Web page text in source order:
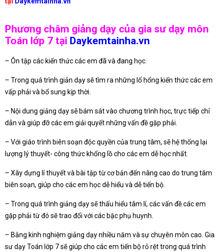
Phương châm giảng dạy của gia sư dạy môn
Toán lớp 7 tại Daykemtainha.vn
– Ôn tập các kiến thức các em đã và đang học.
– Trong quá trình giản dạy sẽ tìm ra những lổ hổng kiến thức các em
vấp phải và bổ sung kịp thời.
– Nội dung giảng dạy sẽ bám sát vào chương trình học, trực tiếp chỉ
dẫn và giúp đỡ các em giải quyết những vấn đề gặp phải.
– Với giáo trình biên soạn độc quyền của trung tâm, sẽ hệ thống lại
lượng lý thuyết- công thức khổng lồ cho các em dễ học nhất.
– Xây dựng lí thuyết và bài tập từ cơ bản đến nâng cao do trung tâm
biên soạn, giúp cho các em học dễ hiểu và dễ tiến bộ.
– Trong quá trình giảng dạy sẽ thấu hiểu tâm lí, các vấn đề các em
gặp phải từ đó sẽ trao đổi với các bậc phụ huynh.
– Bằng kinh nghiệm giảng dạy nhiều năm và sự chuyên môn cao. Gia
sư dạy Toán lớp 7 sẽ giúp cho các em tiến bộ rỏ rệt trong quá trình